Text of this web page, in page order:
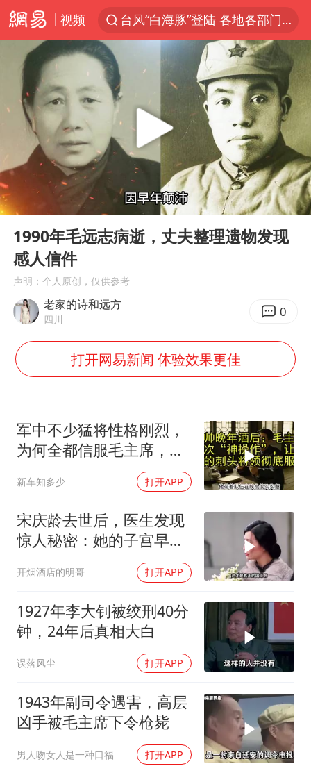
视频
台风“白海豚”登陆 各地各部门全力应对
中央气象台继续发布暴雨橙警
费大厨口号更改 不再宣传小炒肉大王
成都多趟列车临时停运
路虎卫士110 HSE限时降价
我国发现稀散金属独立新矿物——乌斯河锗矿
部分银行上调存款利率
演员秦焰去世 曾出演《狂飙》
河南启动防汛四级应急响应
三预警齐发 11个省份有大到暴雨
SK海力士回应“或出售重庆工厂”传闻
大疆错失宇树
56岁刘奕君跟13岁女儿合跳
“还不如不放假”
从科技创新看开局起步的时与势
Play
07:37
1990年毛远志病逝，丈夫整理遗物发现
感人信件
声明：个人原创，仅供参考
老家的诗和远方
四川 0
打开网易新闻 体验效果更佳
军中不少猛将性格刚烈，
为何全都信服毛主席，这
新车知多少 打开APP
宋庆龄去世后，医生发现
惊人秘密：她的子宫早就
开烟酒店的明哥 打开APP
1927年李大钊被绞刑40分
钟，24年后真相大白
误落风尘 打开APP
1943年副司令遇害，高层
凶手被毛主席下令枪毙
男人吻女人是一种口福 打开APP